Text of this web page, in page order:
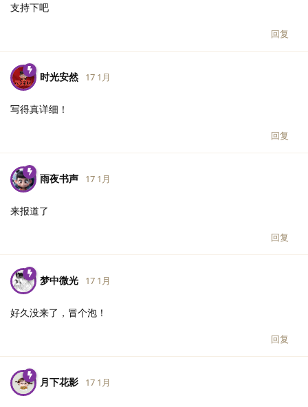
支持下吧
回复
时光安然 17 1月
写得真详细！
回复
雨夜书声 17 1月
来报道了
回复
梦中微光 17 1月
好久没来了，冒个泡！
回复
月下花影 17 1月